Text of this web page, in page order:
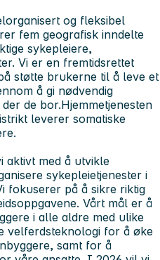
og fleksibel
fem geografisk inndelte
sykepleiere,
Vi er en fremtidsrettet
støtte brukerne til å leve et
å gi nødvendig
de bor.Hjemmetjenesten
leverer somatiske
aktivt med å utvikle
sykepleietjenester i
fokuserer på å sikre riktig
Vårt mål er å
i alle aldre med ulike
velferdsteknologi for å øke
samt for å